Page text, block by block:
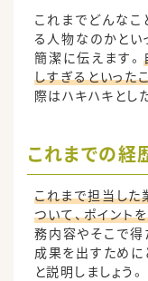
これまでどんなこ
る人物なのかとい
簡潔に伝えます。
しすぎるといった
際はハキハキとし
これまでの経
これまで担当した
ついて、ポイント
務内容やそこで得
成果を出すために
と説明しましょう。